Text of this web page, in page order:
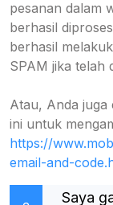
pesanan dalam
berhasil
berhasil
SPAM jika telah
Atau, Anda juga
ini untuk
https://
email-and-
Saya